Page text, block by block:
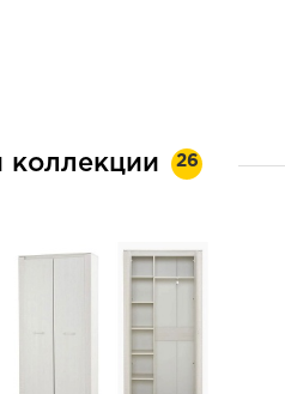
коллекции 26